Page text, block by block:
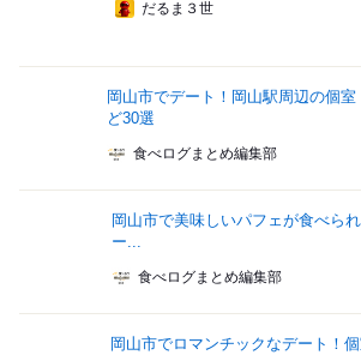
だるま３世
岡山市でデート！岡山駅周辺の個
ど30選
食べログまとめ編集部
岡山市で美味しいパフェが食べら
ー...
食べログまとめ編集部
岡山市でロマンチックなデート！